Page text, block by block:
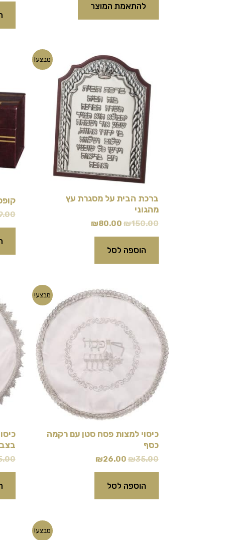
להתאמת המוצר
מבצע!
ברכת הבית על מסגרת עץ
מהגוני
₪150.00
המחיר
המקורי
היה:
₪150.00.
₪80.00
המחיר
הנוכחי
הוא:
₪80.00.
הוספה לסל
מבצע!
כיסוי למצות פסח סטן עם רקמה
כסף
₪35.00
המחיר
המקורי
₪35.00.
₪26.00
המחיר
הנוכחי
₪26.00.
הוספה לסל
מבצע!